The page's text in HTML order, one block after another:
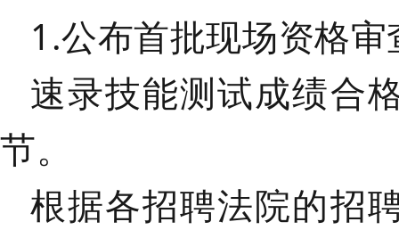
1.公布首批现场资格
速录技能测试成绩合
节。
根据各招聘法院的招